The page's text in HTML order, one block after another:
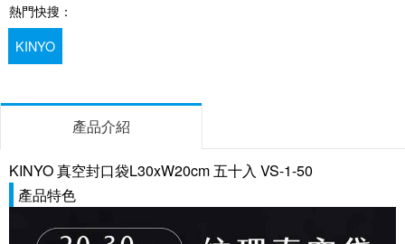
熱門快搜：
KINYO
產品介紹
KINYO 真空封口袋L30xW20cm 五十入 VS-1-50
產品特色